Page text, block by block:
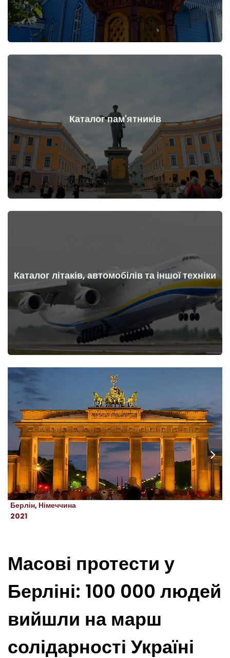
Каталог пам'ятників
Пам'ятники, витвори мистецтва до та після початку
війни
Докладніше
Каталог літаків, автомобілів та іншої техніки
Літаки, машини, технічні засоби до та після початку війни
Докладніше
Берлін, Німеччина
2021
Масові протести у
Берліні: 100 000 людей
вийшли на марш
солідарності Україні